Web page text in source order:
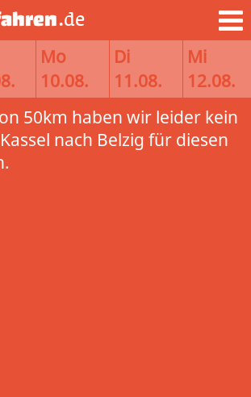
.de
Mo
10.08.
Di
11.08.
Mi
12.08.
50km haben wir leider kein
nach Belzig für diesen